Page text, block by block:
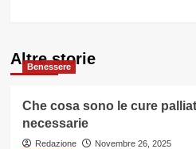
Altre storie
Benessere
Che cosa sono le cure
necessarie
Redazione
Novembre 26, 2025